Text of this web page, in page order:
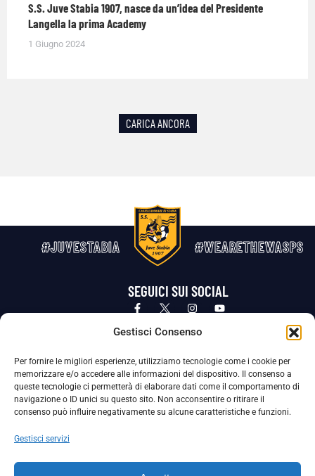
Gestisci Consenso
Per fornire le migliori esperienze, utilizziamo tecnologie come i cookie per
memorizzare e/o accedere alle informazioni del dispositivo. Il consenso a
queste tecnologie ci permetterà di elaborare dati come il comportamento di
navigazione o ID unici su questo sito. Non acconsentire o ritirare il
consenso può influire negativamente su alcune caratteristiche e funzioni.
Gestisci servizi
S.S. Juve Stabia 1907, nasce da un’idea del Presidente
Langella la prima Academy
1 Giugno 2024
CARICA ANCORA
#JUVESTABIA #WEARETHEWASPS
SEGUICI SUI SOCIAL
Privacy Policy Cookie Policy
La Società ha nominato il Responsabile della Protezione dei Dati Personali (DPO), figura specializzata che vigila sulle modalità
adottate dalla nostra Società per tutelare i Suoi dati personali.
Per contattare il DPO può scrivere a